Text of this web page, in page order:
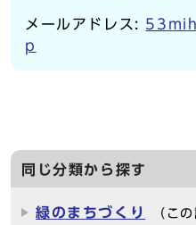
メールアドレス:
p
同じ分類から探す
緑のまちづくり （こ